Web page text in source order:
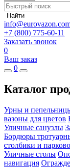
Найти
+7 (800) 775-60-11
Заказать звонок
0
Ваш заказ
0
Каталог
Урны и
вазоны для цветов
Уличные санузлы
Бордюры
столбики и
Уличные столы
навигация